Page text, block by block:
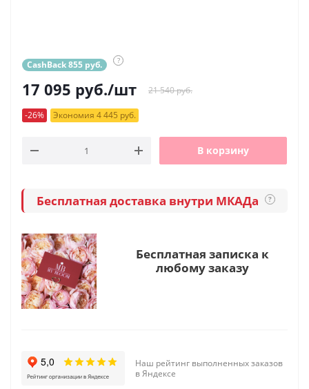
CashBack 855 руб. ?
17 095 руб./шт 21 540 руб.
-26% Экономия 4 445 руб.
В корзину
Бесплатная доставка внутри МКАДа ?
Бесплатная записка к
любому заказу
Наш рейтинг выполненных заказов
в Яндексе